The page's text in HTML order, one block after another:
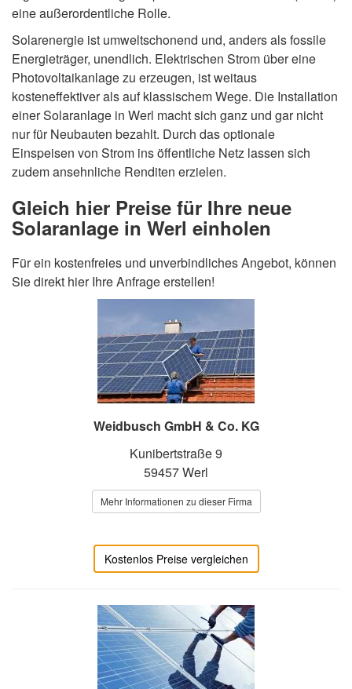
eine außerordentliche Rolle.
Solarenergie ist umweltschonend und, anders als fossile
Energieträger, unendlich. Elektrischen Strom über eine
Photovoltaikanlage zu erzeugen, ist weitaus
kosteneffektiver als auf klassischem Wege. Die Installation
einer Solaranlage in Werl macht sich ganz und gar nicht
nur für Neubauten bezahlt. Durch das optionale
Einspeisen von Strom ins öffentliche Netz lassen sich
zudem ansehnliche Renditen erzielen.
Gleich hier Preise für Ihre neue
Solaranlage in Werl einholen
Für ein kostenfreies und unverbindliches Angebot, können
Sie direkt hier Ihre Anfrage erstellen!
Weidbusch GmbH & Co. KG
Kunibertstraße 9
59457 Werl
Mehr Informationen zu dieser Firma
Kostenlos Preise vergleichen